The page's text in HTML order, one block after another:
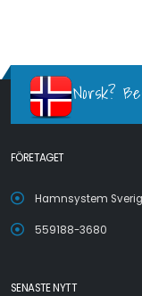
Norsk?
FÖRETAGET
Hamnsystem
559188-3680
SENASTE NYTT